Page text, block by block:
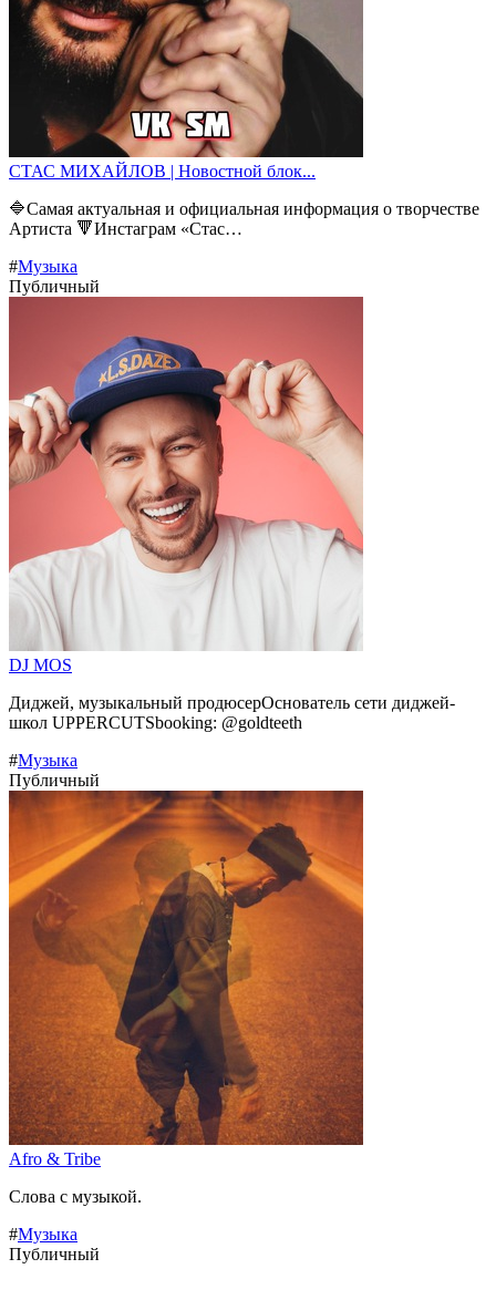
СТАС МИХАЙЛОВ | Новостной блок...
🔷Самая актуальная и официальная информация о творчестве
Артиста 🔻Инстаграм «Стас…
#Музыка
Публичный
DJ MOS
Диджей, музыкальный продюсерОснователь сети диджей-
школ UPPERCUTSbooking: @goldteeth
#Музыка
Публичный
Afro & Tribe
Слова с музыкой.
#Музыка
Публичный